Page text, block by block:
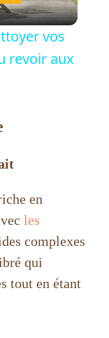
vos
revoir aux
en
les
complexes
qui
tout en étant